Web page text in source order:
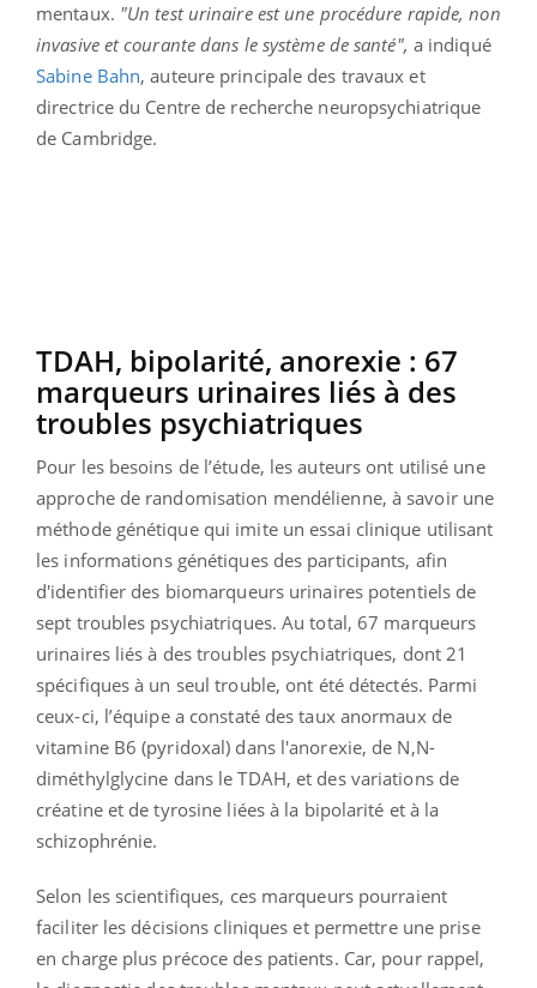
mentaux. "Un test urinaire est une procédure rapide, non
invasive et courante dans le système de santé", a indiqué
Sabine Bahn, auteure principale des travaux et
directrice du Centre de recherche neuropsychiatrique
de Cambridge.
TDAH, bipolarité, anorexie : 67
marqueurs urinaires liés à des
troubles psychiatriques
Pour les besoins de l’étude, les auteurs ont utilisé une
approche de randomisation mendélienne, à savoir une
méthode génétique qui imite un essai clinique utilisant
les informations génétiques des participants, afin
d'identifier des biomarqueurs urinaires potentiels de
sept troubles psychiatriques. Au total, 67 marqueurs
urinaires liés à des troubles psychiatriques, dont 21
spécifiques à un seul trouble, ont été détectés. Parmi
ceux-ci, l’équipe a constaté des taux anormaux de
vitamine B6 (pyridoxal) dans l'anorexie, de N,N-
diméthylglycine dans le TDAH, et des variations de
créatine et de tyrosine liées à la bipolarité et à la
schizophrénie.
Selon les scientifiques, ces marqueurs pourraient
faciliter les décisions cliniques et permettre une prise
en charge plus précoce des patients. Car, pour rappel,